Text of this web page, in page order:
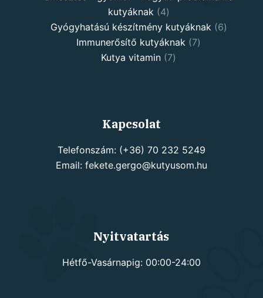
kutyáknak
44
products
Gyógyhatású készítmény kutyáknak 66
Immunerősítő kutyáknak 77
Kutya vitamin 77
Kapcsolat
Telefonszám: (+36) 70 232 5249
Email: fekete.gergo@kutyusom.hu
Nyitvatartás
Hétfő-Vasárnapig: 00:00-24:00